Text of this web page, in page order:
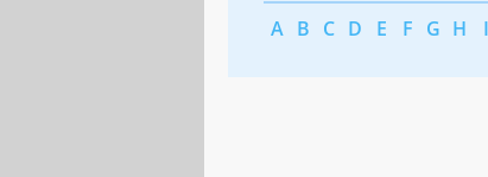
A B C D E F G H I